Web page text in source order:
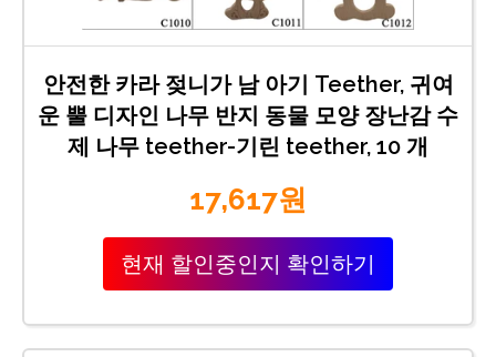
안전한 카라 젖니가 남 아기 Teether, 귀여
운 뿔 디자인 나무 반지 동물 모양 장난감 수
제 나무 teether-기린 teether, 10 개
17,617원
현재 할인중인지 확인하기